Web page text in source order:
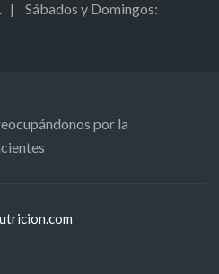
| Sábados y Domingos:
por la